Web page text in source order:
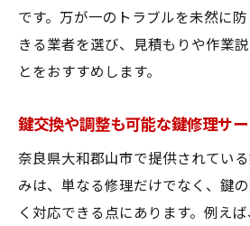
です。万が一のトラブルを未然に
きる業者を選び、見積もりや作業
とをおすすめします。
鍵交換や調整も可能な鍵修理サ
奈良県大和郡山市で提供されてい
みは、単なる修理だけでなく、鍵
く対応できる点にあります。例え